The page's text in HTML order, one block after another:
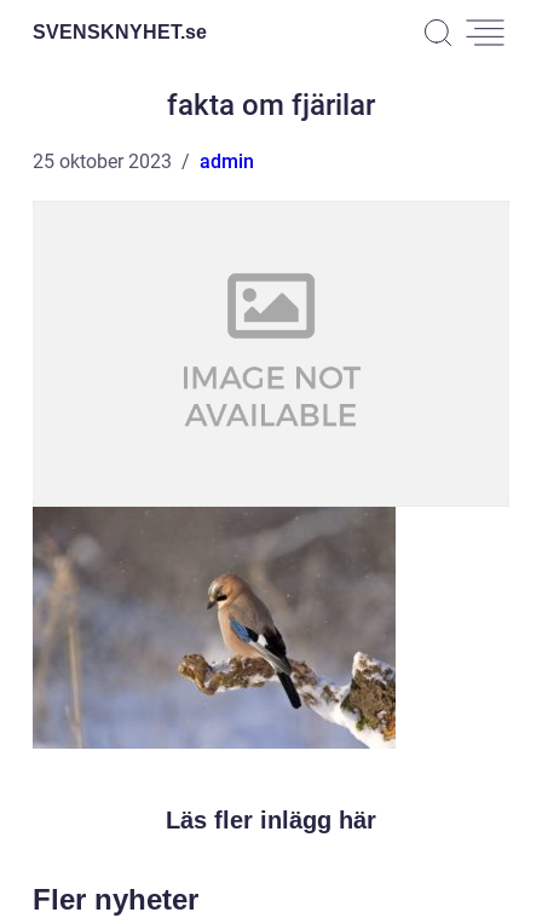
SVENSKNYHET.se
fakta om fjärilar
25 oktober 2023 admin
Läs fler inlägg här
Fler nyheter